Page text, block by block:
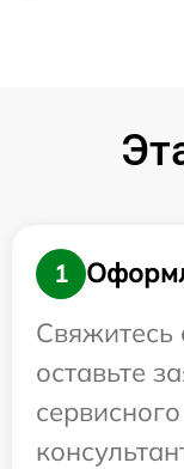
1
Свяжитесь
оставьте